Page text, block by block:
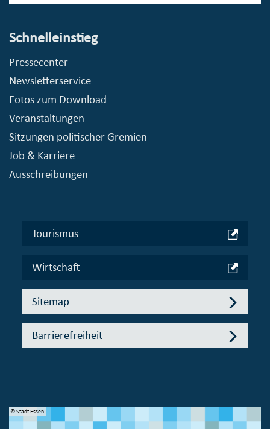
Schnelleinstieg
Pressecenter
Newsletterservice
Fotos zum Download
Veranstaltungen
Sitzungen politischer Gremien
Job & Karriere
Ausschreibungen
Tourismus
Wirtschaft
Sitemap
Barrierefreiheit
© Stadt Essen